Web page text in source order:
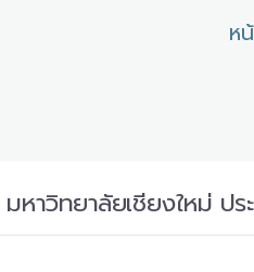
ห
าวิทยาลัยเชียงใหม่ ป